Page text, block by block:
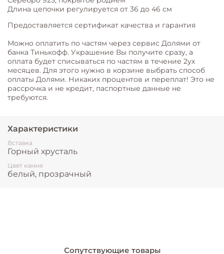
Длина цепочки регулируется от 36 до 46 см
Предоставляется сертификат качества и гарантия
Можно оплатить по частям через сервис Долями от
банка Тинькофф. Украшение Вы получите сразу, а
оплата будет списываться по частям в течение 2ух
месяцев. Для этого нужно в корзине выбрать способ
оплаты Долями. Никаких процентов и переплат! Это не
рассрочка и не кредит, паспортные данные не
требуются.
Характеристики
Вставка
Горный хрусталь
Цвет камня
белый, прозрачный
Сопутствующие товары